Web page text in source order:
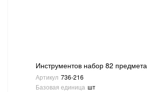
Инструментов набор 82
Артикул 736-216
Базовая единица шт